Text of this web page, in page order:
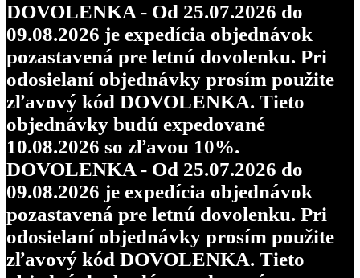
DOVOLENKA - Od 25.07.2026 do
09.08.2026 je expedícia objednávok
pozastavená pre letnú dovolenku. Pri
odosielaní objednávky prosím použite
zľavový kód DOVOLENKA. Tieto
objednávky budú expedované
10.08.2026 so zľavou 10%.
DOVOLENKA - Od 25.07.2026 do
09.08.2026 je expedícia objednávok
pozastavená pre letnú dovolenku. Pri
odosielaní objednávky prosím použite
zľavový kód DOVOLENKA. Tieto